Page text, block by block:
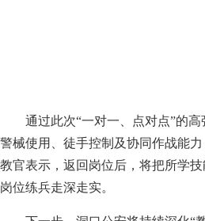
通过此次“一对一、点对点”的
警械使用、徒手控制及协同作战能
教官表示，返回岗位后，将把所学
岗位练兵走深走实。